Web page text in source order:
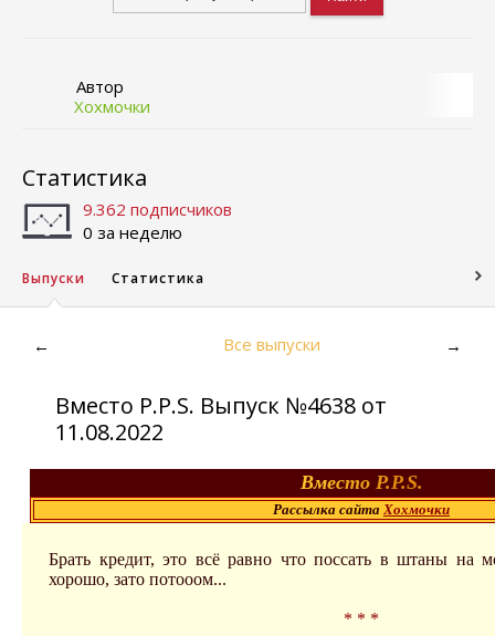
Автор
Хохмочки
Статистика
9.362 подписчиков
0 за неделю
Выпуски Статистика
← Все выпуски →
Вместо P.P.S. Выпуск №4638 от
11.08.2022
Вместо P.P.S.
Рассылка сайтаХохмочки
Брать кредит, это всё равно что поссать в штаны на
хорошо, зато потооом...
* * *